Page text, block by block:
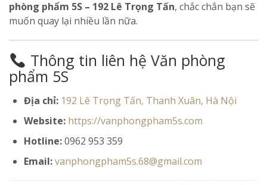
phòng phẩm 5S – 192 Lê Trọng Tấn, chắc chắn bạn sẽ
muốn quay lại nhiều lần nữa.
Thông tin liên hệ Văn phòng
phẩm 5S
Địa chỉ: 192 Lê Trọng Tấn, Thanh Xuân, Hà Nội
Website: https://vanphongpham5s.com
Hotline:0962 953 359
Email:vanphongpham5s.68@gmail.com